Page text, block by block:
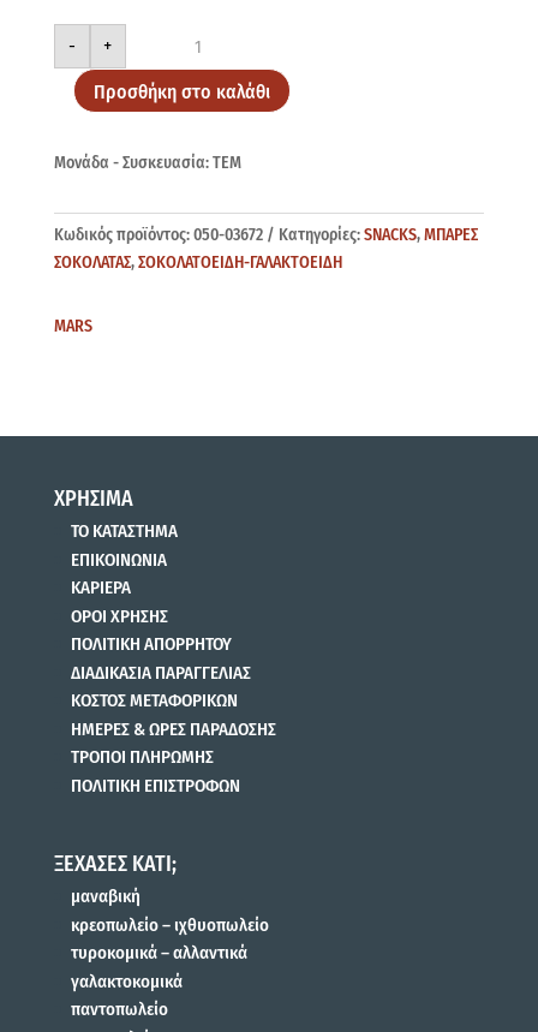
-
MARS
ποσότητα
+
Προσθήκη στο καλάθι
Μονάδα - Συσκευασία: ΤΕΜ
Κωδικός προϊόντος:050-03672 Κατηγορίες:SNACKS,ΜΠΑΡΕΣ
ΣΟΚΟΛΑΤΑΣ,ΣΟΚΟΛΑΤΟΕΙΔΗ-ΓΑΛΑΚΤΟΕΙΔΗ
MARS
ΧΡΗΣΙΜΑ
ΤΟ ΚΑΤΑΣΤΗΜΑ
ΕΠΙΚΟΙΝΩΝΙΑ
ΚΑΡΙΕΡΑ
ΟΡΟΙ ΧΡΗΣΗΣ
ΠΟΛΙΤΙΚΗ ΑΠΟΡΡΗΤΟΥ
ΔΙΑΔΙΚΑΣΙΑ ΠΑΡΑΓΓΕΛΙΑΣ
ΚΟΣΤΟΣ ΜΕΤΑΦΟΡΙΚΩΝ
ΗΜΕΡΕΣ & ΩΡΕΣ ΠΑΡΑΔΟΣΗΣ
ΤΡΟΠΟΙ ΠΛΗΡΩΜΗΣ
ΠΟΛΙΤΙΚΗ ΕΠΙΣΤΡΟΦΩΝ
ΞΕΧΑΣΕΣ ΚΑΤΙ;
μαναβική
κρεοπωλείο – ιχθυοπωλείο
τυροκομικά – αλλαντικά
γαλακτοκομικά
παντοπωλείο